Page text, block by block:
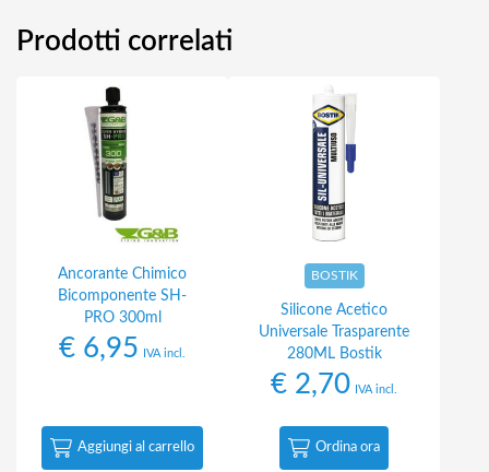
Prodotti correlati
Ancorante Chimico
Bicomponente SH-
PRO 300ml
€ 6,95 IVA incl.
Aggiungi al carrello
BOSTIK
Silicone Acetico
Universale Trasparente
280ML Bostik
€ 2,70 IVA incl.
Ordina ora